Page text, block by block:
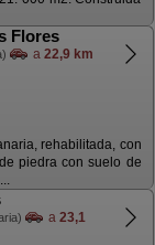
Flores
a 22,9 km
rehabilitada, con
piedra con suelo de
a 23,1